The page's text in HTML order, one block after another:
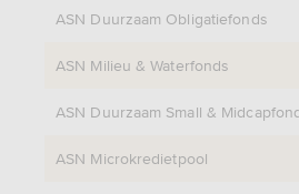
ASN Duurzaam Obligatiefonds
ASN Milieu & Waterfonds
ASN Duurzaam Small &
ASN Microkredietpool